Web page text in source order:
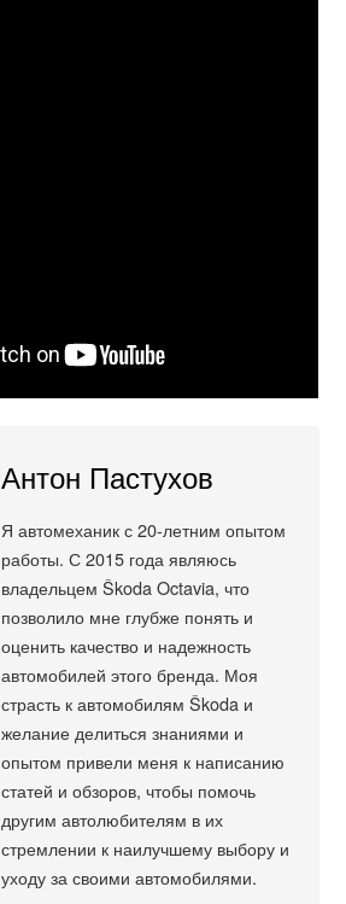
Антон Пастухов
Я автомеханик с 20-летним опытом
работы. С 2015 года являюсь
владельцем Škoda Octavia, что
позволило мне глубже понять и
оценить качество и надежность
автомобилей этого бренда. Моя
страсть к автомобилям Škoda и
желание делиться знаниями и
опытом привели меня к написанию
статей и обзоров, чтобы помочь
другим автолюбителям в их
стремлении к наилучшему выбору и
уходу за своими автомобилями.